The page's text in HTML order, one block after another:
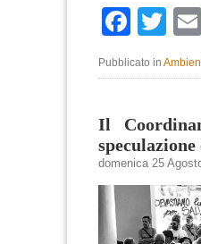
Pubblicato in
Il
domenica 25